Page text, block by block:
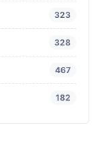
323
328
467
182